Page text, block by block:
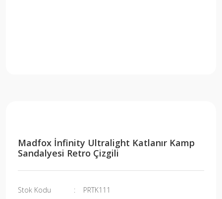
Madfox İnfinity Ultralight Katlanır Kamp
Sandalyesi Retro Çizgili
Stok Kodu
PRTK111